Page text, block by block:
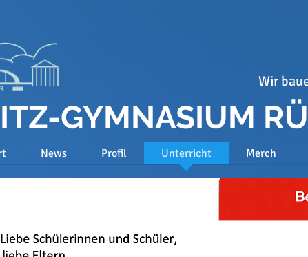
Wir
GYMNASIUM
News Profil Unterricht Merch